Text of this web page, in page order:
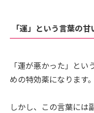
「運」という言葉の甘
「運が悪かった」と
めの特効薬になります
しかし、この言葉には